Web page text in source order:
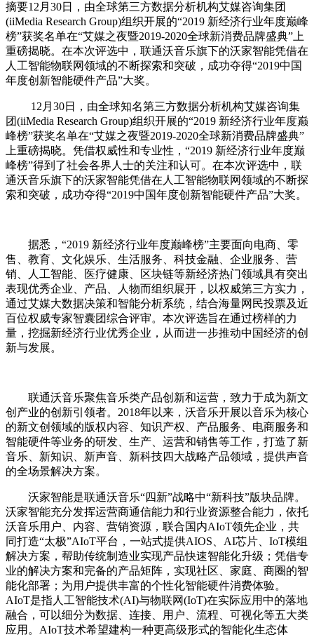
摘要12月30日，由全球第三方数据分析机构艾媒咨询集团
(iiMedia Research Group)组织开展的“2019 新经济行业年度巅峰
榜”获奖名单在“艾媒之夜暨2019-2020全球新消费品牌盛典”上
重磅揭晓。在本次评选中，联通沃音乐旗下的沃家智能凭借在
人工智能物联网领域的不断探索和突破，成功夺得“2019中国
年度创新智能硬件产品”大奖。
12月30日，由全球知名第三方数据分析机构艾媒咨询集
团(iiMedia Research Group)组织开展的“2019 新经济行业年度巅
峰榜”获奖名单在“艾媒之夜暨2019-2020全球新消费品牌盛典”
上重磅揭晓。凭借权威性和专业性，“2019 新经济行业年度巅
峰榜”得到了社会各界人士的关注和认可。在本次评选中，联
通沃音乐旗下的沃家智能凭借在人工智能物联网领域的不断探
索和突破，成功夺得“2019中国年度创新智能硬件产品”大奖。
据悉，“2019 新经济行业年度巅峰榜”主要面向电商、零
售、教育、文化娱乐、生活服务、科技金融、企业服务、营
销、人工智能、医疗健康、区块链等新经济热门领域具有突出
表现优秀企业、产品、人物而组织展开，以权威第三方实力，
通过艾媒大数据决策和智能分析系统，结合海量网民投票及近
百位权威专家智囊团综合评审。本次评选旨在通过榜样的力
量，挖掘新经济行业优秀企业，从而进一步推动中国经济的创
新与发展。
联通沃音乐聚焦音乐类产品创新和运营，致力于成为新文
创产业的创新引领者。2018年以来，沃音乐开展以音乐为核心
的新文创领域的版权内容、知识产权、产品服务、电商服务和
智能硬件等业务的研发、生产、运营和销售等工作，打造了新
音乐、新知识、新声音、新科技四大战略产品领域，提供声音
的全场景解决方案。
沃家智能是联通沃音乐“四新”战略中“新科技”版块品牌。
沃家智能充分发挥运营商通信能力和行业资源整合能力，依托
沃音乐用户、内容、营销资源，联合国内AIoT领先企业，共
同打造“太极”AIoT平台，一站式提供AIOS、AI芯片、IoT模组
解决方案，帮助传统制造业实现产品快速智能化升级；凭借专
业的解决方案和完备的产品矩阵，实现社区、家庭、商圈的智
能化部署；为用户提供丰富的个性化智能硬件消费体验。
AIoT是指人工智能技术(AI)与物联网(IoT)在实际应用中的落地
融合，可以细分为数据、连接、用户、流程、可视化等五大类
应用。AIoT技术希望建构一种更高级形式的智能化生态体